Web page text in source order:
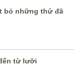
bỏ những thứ đã
từ lưỡi